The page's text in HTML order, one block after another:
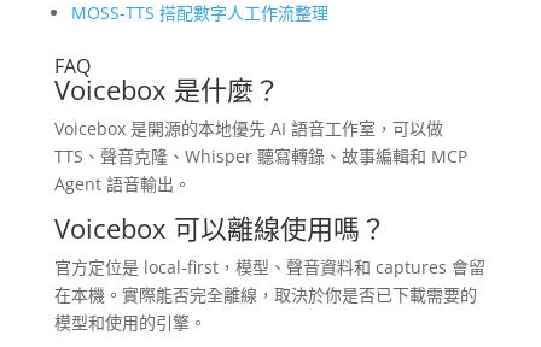
MOSS-TTS 搭配數字人工作流整理
FAQ
Voicebox 是什麼？
Voicebox 是開源的本地優先 AI 語音工作室，可以做
TTS、聲音克隆、Whisper 聽寫轉錄、故事編輯和 MCP
Agent 語音輸出。
Voicebox 可以離線使用嗎？
官方定位是 local-first，模型、聲音資料和 captures 會留
在本機。實際能否完全離線，取決於你是否已下載需要的
模型和使用的引擎。